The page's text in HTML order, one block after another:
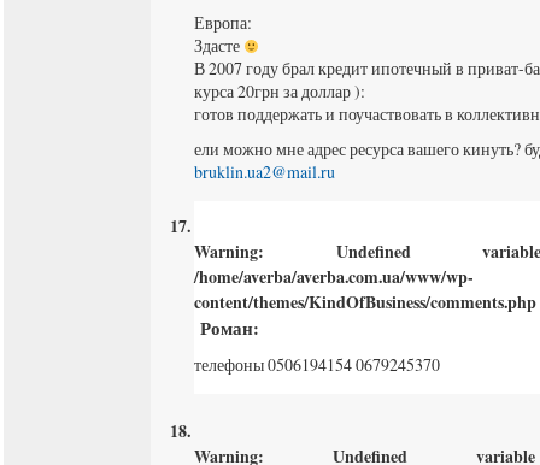
Европа:
Здасте
В 2007 году брал кредит ипотечный в приват-
курса 20грн за доллар ):
готов поддержать и поучаствовать в
ели можно мне адрес ресурса вашего кинуть?
bruklin.ua2@mail.ru
Warning: Undefined
/home/averba/averba.com.ua/www/wp-
content/themes/KindOfBusiness/comments.php
Роман:
телефоны 0506194154 0679245370
Warning: Undefined